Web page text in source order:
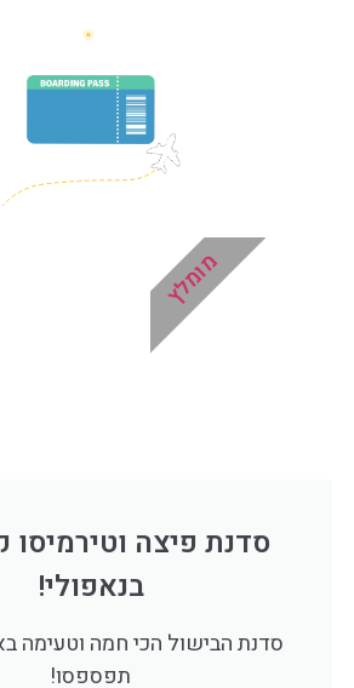
סדנת פיצה
בנאפולי!
סדנת הבישול הכי חמה וטעימה
תפספסו!
מומלץ